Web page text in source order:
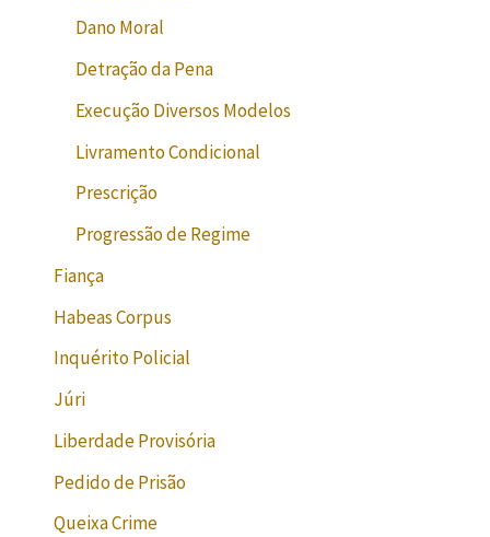
Dano Moral
Detração da Pena
Execução Diversos Modelos
Livramento Condicional
Prescrição
Progressão de Regime
Fiança
Habeas Corpus
Inquérito Policial
Júri
Liberdade Provisória
Pedido de Prisão
Queixa Crime